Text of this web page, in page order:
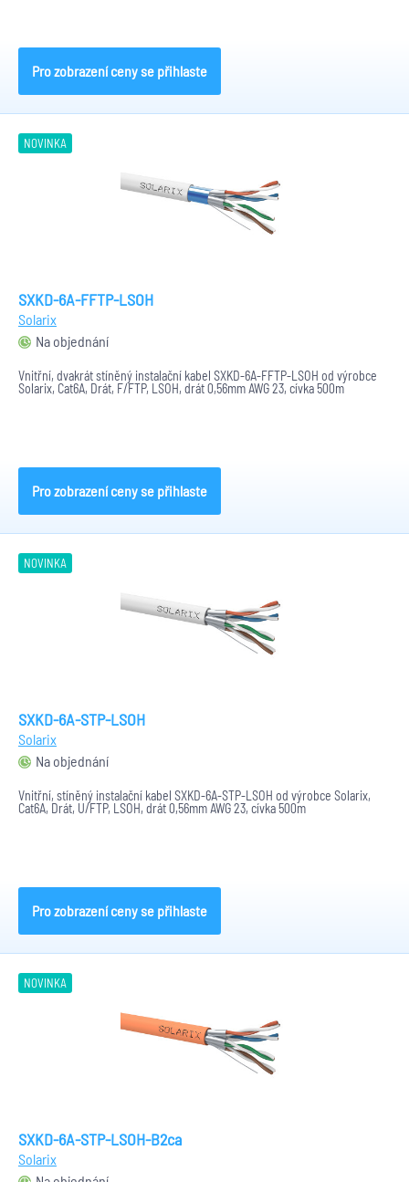
Pro zobrazení ceny se přihlaste
NOVINKA
SXKD-6A-FFTP-LSOH
Solarix
Na objednání
Vnitřní, dvakrát stíněný instalační kabel SXKD-6A-FFTP-LSOH od výrobce
Solarix, Cat6A, Drát, F/FTP, LSOH, drát 0,56mm AWG 23, cívka 500m
Pro zobrazení ceny se přihlaste
NOVINKA
SXKD-6A-STP-LSOH
Solarix
Na objednání
Vnitřní, stíněný instalační kabel SXKD-6A-STP-LSOH od výrobce Solarix,
Cat6A, Drát, U/FTP, LSOH, drát 0,56mm AWG 23, cívka 500m
Pro zobrazení ceny se přihlaste
NOVINKA
SXKD-6A-STP-LSOH-B2ca
Solarix